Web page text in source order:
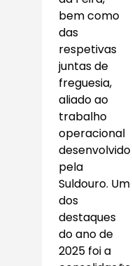
bem como
das
respetivas
juntas de
freguesia,
aliado ao
trabalho
operacional
desenvolvido
pela
Suldouro. Um
dos
destaques
do ano de
2025 foi a